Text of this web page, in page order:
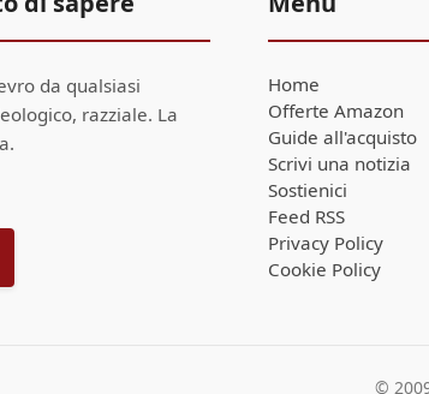
da qualsiasi
razziale. La
Home
Offerte Amazon
Guide all'acquisto
Scrivi una notizia
Sostienici
Feed RSS
Privacy Policy
Cookie Policy
©